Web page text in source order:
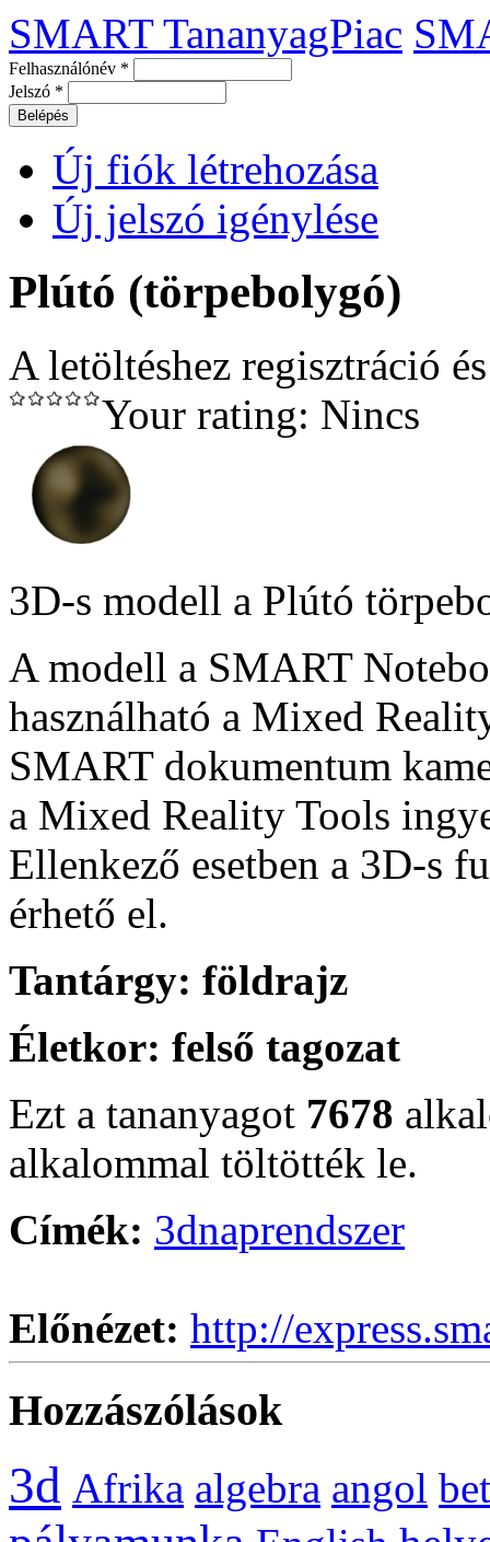
SMART TananyagPiac
Felhasználónév *
Jelszó *
Új fiók létrehozása
Új jelszó igénylése
Plútó (törpebolygó)
A letöltéshez regisztráció
Your rating: Nincs
3D-s modell a Plútó
A modell a SMART
használható a Mixed
SMART dokumentum
a Mixed Reality Tools
Ellenkező esetben a 3D-s
érhető el.
Tantárgy: földrajz
Életkor: felső tagozat
Ezt a tananyagot 7678
alkalommal töltötték le.
Címék: 3dnaprendszer
Előnézet: http://
Hozzászólások
3d Afrika algebra angol